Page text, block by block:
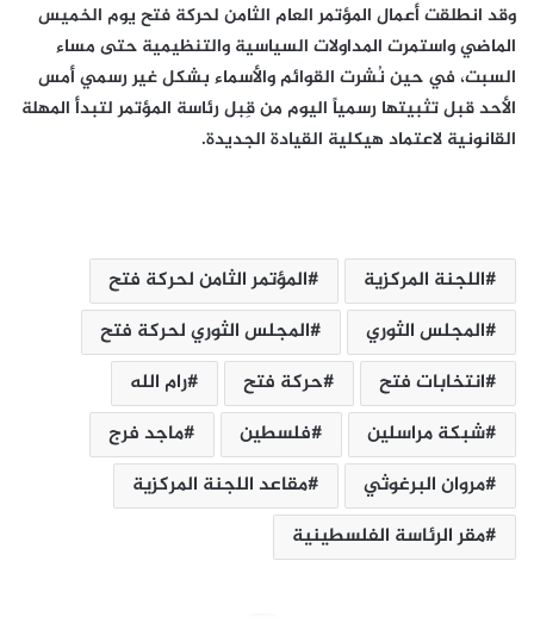
وقد انطلقت أعمال المؤتمر العام الثامن لحركة فتح يوم الخميس
الماضي واستمرت المداولات السياسية والتنظيمية حتى مساء
السبت، في حين نُشرت القوائم والأسماء بشكل غير رسمي أمس
الأحد قبل تثبيتها رسمياً اليوم من قِبل رئاسة المؤتمر لتبدأ المهلة
القانونية لاعتماد هيكلية القيادة الجديدة.
اللجنة المركزية
المؤتمر الثامن لحركة فتح
المجلس ‏الثوري
المجلس الثوري لحركة فتح
انتخابات فتح
حركة فتح
رام الله
شبكة مراسلين‎
فلسطين
ماجد فرج
مروان البرغوثي
مقاعد اللجنة المركزية
مقر الرئاسة ‏الفلسطينية